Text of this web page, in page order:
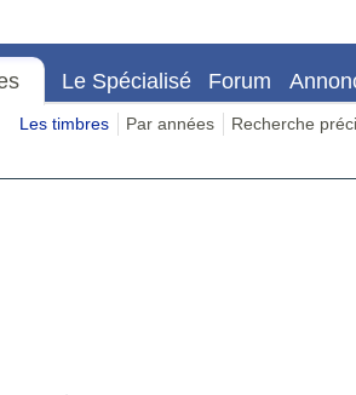
Le Spécialisé Forum
Les timbres Par années Recherche